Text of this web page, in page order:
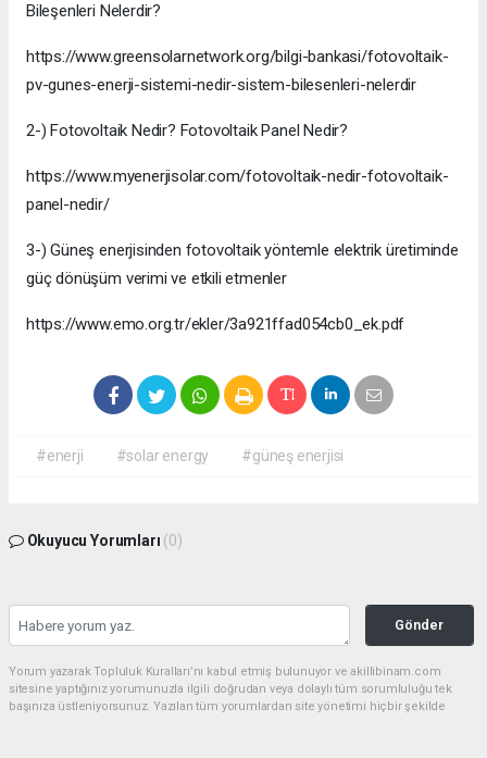
Bileşenleri Nelerdir?
https://www.greensolarnetwork.org/bilgi-bankasi/fotovoltaik-
pv-gunes-enerji-sistemi-nedir-sistem-bilesenleri-nelerdir
2-) Fotovoltaik Nedir? Fotovoltaik Panel Nedir?
https://www.myenerjisolar.com/fotovoltaik-nedir-fotovoltaik-
panel-nedir/
3-) Güneş enerjisinden fotovoltaik yöntemle elektrik üretiminde
güç dönüşüm verimi ve etkili etmenler
https://www.emo.org.tr/ekler/3a921ffad054cb0_ek.pdf
#enerji #solar energy #güneş enerjisi
Okuyucu Yorumları (0)
Gönder
Yorum yazarak Topluluk Kuralları’nı kabul etmiş bulunuyor ve akillibinam.com
sitesine yaptığınız yorumunuzla ilgili doğrudan veya dolaylı tüm sorumluluğu tek
başınıza üstleniyorsunuz. Yazılan tüm yorumlardan site yönetimi hiçbir şekilde